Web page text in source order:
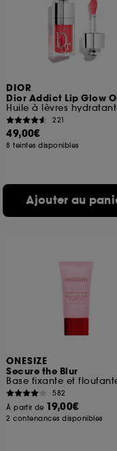
DIOR
Dior Addict Lip Glow
221
49,00€
8 teintes disponibles
Ajouter au
ONESIZE
Secure the Blur
Base fixante et
582
À partir de 19,00€
2 contenances disponibles